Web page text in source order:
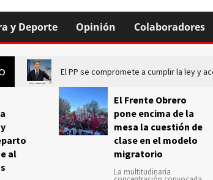
y Deporte Opinión Colaboradores
El PP se compromete a cumplir la ley y
al
El Frente Obrero
pone encima de la
mesa la cuestión de
clase en el modelo
migratorio
La multitudinaria